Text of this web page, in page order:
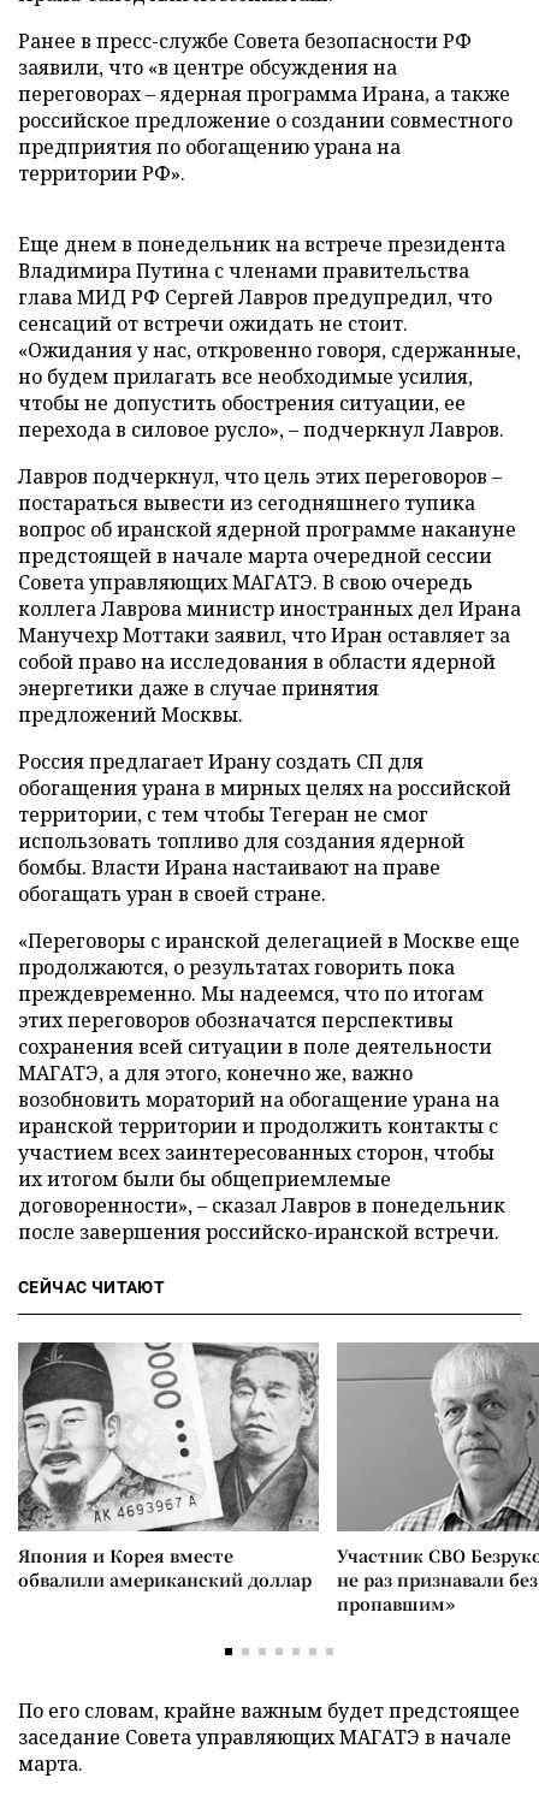
Ранее в пресс-службе Совета безопасности РФ
заявили, что «в центре обсуждения на
переговорах – ядерная программа Ирана, а также
российское предложение о создании совместного
предприятия по обогащению урана на
территории РФ».
Еще днем в понедельник на встрече президента
Владимира Путина с членами правительства
глава МИД РФ Сергей Лавров предупредил, что
сенсаций от встречи ожидать не стоит.
«Ожидания у нас, откровенно говоря, сдержанные,
но будем прилагать все необходимые усилия,
чтобы не допустить обострения ситуации, ее
перехода в силовое русло», – подчеркнул Лавров.
Лавров подчеркнул, что цель этих переговоров –
постараться вывести из сегодняшнего тупика
вопрос об иранской ядерной программе накануне
предстоящей в начале марта очередной сессии
Совета управляющих МАГАТЭ. В свою очередь
коллега Лаврова министр иностранных дел Ирана
Манучехр Моттаки заявил, что Иран оставляет за
собой право на исследования в области ядерной
энергетики даже в случае принятия
предложений Москвы.
Россия предлагает Ирану создать СП для
обогащения урана в мирных целях на российской
территории, с тем чтобы Тегеран не смог
использовать топливо для создания ядерной
бомбы. Власти Ирана настаивают на праве
обогащать уран в своей стране.
«Переговоры с иранской делегацией в Москве еще
продолжаются, о результатах говорить пока
преждевременно. Мы надеемся, что по итогам
этих переговоров обозначатся перспективы
сохранения всей ситуации в поле деятельности
МАГАТЭ, а для этого, конечно же, важно
возобновить мораторий на обогащение урана на
иранской территории и продолжить контакты с
участием всех заинтересованных сторон, чтобы
их итогом были бы общеприемлемые
договоренности», – сказал Лавров в понедельник
после завершения российско-иранской встречи.
СЕЙЧАС ЧИТАЮТ
Япония и Корея вместе
обвалили американский доллар
Участник СВО
не раз признавали
пропавшим»
По его словам, крайне важным будет предстоящее
заседание Совета управляющих МАГАТЭ в начале
марта.